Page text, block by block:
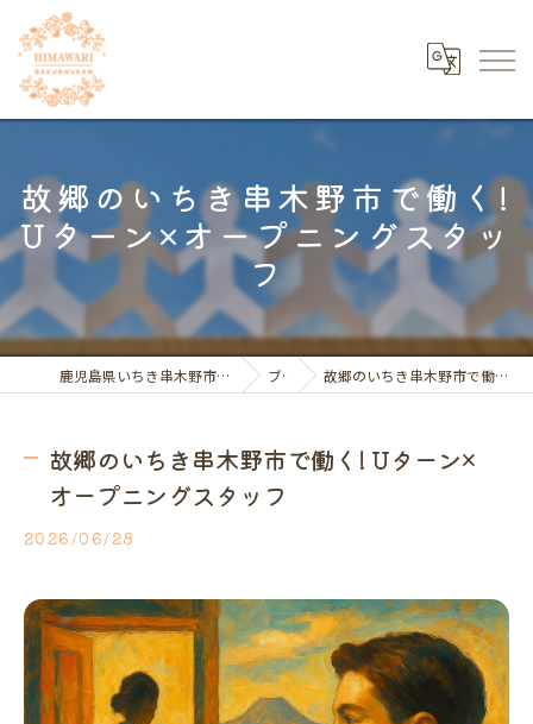
故郷のいちき串木野市で働く!
Uターン×オープニングスタッ
フ
鹿児島県いちき串木野市の福祉の求人ならひまわり学習館 ブログ 故郷のいちき串木野市で働く! Uターン×オープニングスタッフ
故郷のいちき串木野市で働く! Uターン×
オープニングスタッフ
2026/06/28